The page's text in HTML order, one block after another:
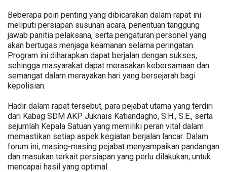
Beberapa poin penting yang dibicarakan dalam rapat ini
meliputi persiapan susunan acara, penentuan tanggung
jawab panitia pelaksana, serta pengaturan personel yang
akan bertugas menjaga keamanan selama peringatan.
Program ini diharapkan dapat berjalan dengan sukses,
sehingga masyarakat dapat merasakan kebersamaan dan
semangat dalam merayakan hari yang bersejarah bagi
kepolisian.
Hadir dalam rapat tersebut, para pejabat utama yang terdiri
dari Kabag SDM AKP Juknais Katiandagho, S.H., S.E., serta
sejumlah Kepala Satuan yang memiliki peran vital dalam
memastikan setiap aspek kegiatan berjalan lancar. Dalam
forum ini, masing-masing pejabat menyampaikan pandangan
dan masukan terkait persiapan yang perlu dilakukan, untuk
mencapai hasil yang optimal.